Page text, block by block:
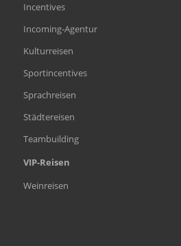
Incentives
Incoming-Agentur
Kulturreisen
Sportincentives
Sprachreisen
Städtereisen
Teambuilding
VIP-Reisen
Weinreisen